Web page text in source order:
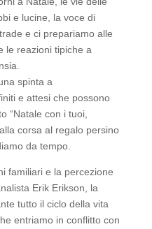
e lucine, la voce di
e ci prepariamo alle
le reazioni tipiche a
spinta a
e attesi che possono
“Natale con i tuoi,
corsa al regalo persino
da tempo.
familiari e la percezione
Erik Erikson, la
tutto il ciclo della vita
entriamo in conflitto con